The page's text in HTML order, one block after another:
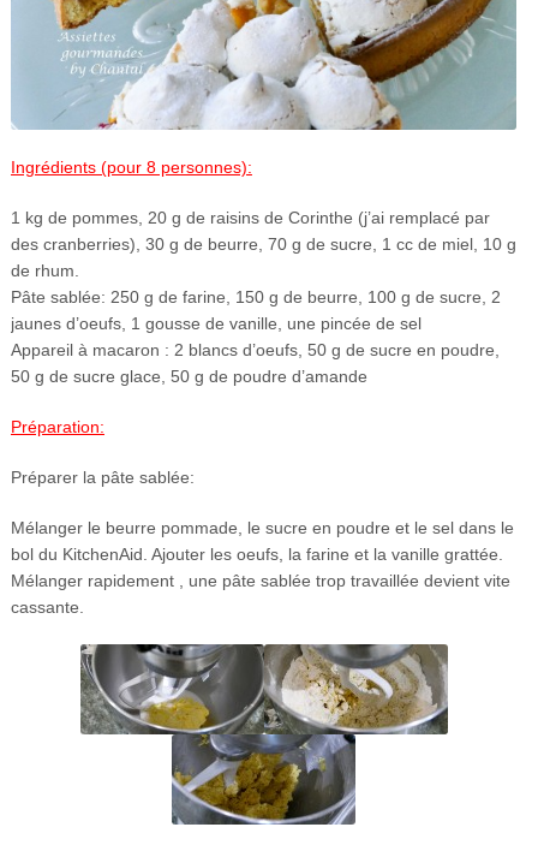
Ingrédients (pour 8 personnes):
1 kg de pommes, 20 g de raisins de Corinthe (j’ai remplacé par
des cranberries), 30 g de beurre, 70 g de sucre, 1 cc de miel, 10 g
de rhum.
Pâte sablée: 250 g de farine, 150 g de beurre, 100 g de sucre, 2
jaunes d’oeufs, 1 gousse de vanille, une pincée de sel
Appareil à macaron : 2 blancs d’oeufs, 50 g de sucre en poudre,
50 g de sucre glace, 50 g de poudre d’amande
Préparation:
Préparer la pâte sablée:
Mélanger le beurre pommade, le sucre en poudre et le sel dans le
bol du KitchenAid. Ajouter les oeufs, la farine et la vanille grattée.
Mélanger rapidement , une pâte sablée trop travaillée devient vite
cassante.